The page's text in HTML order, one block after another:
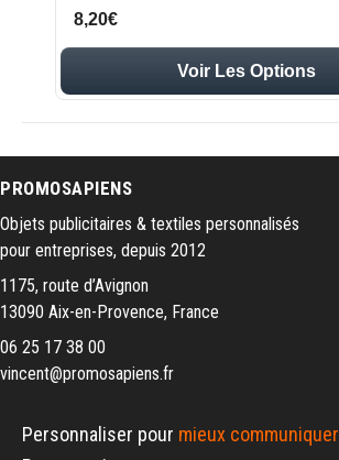
8,20€
Voir Les Options
PROMOSAPIENS
Objets publicitaires & textiles personnalisés
pour entreprises, depuis 2012
1175, route d’Avignon
13090 Aix-en-Provence, France
06 25 17 38 00
vincent@promosapiens.fr
Personnaliser pour mieux communiquer